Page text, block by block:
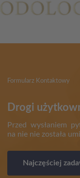
Formularz Kontaktowy
Drogi
Przed wysłaniem
na nie nie została
Najczęściej